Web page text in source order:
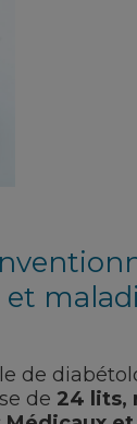
de
de 24 lits,